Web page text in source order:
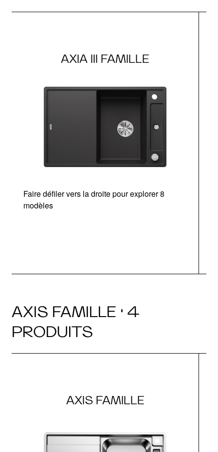
AXIA III FAMILLE
Faire défiler vers la droite pour explorer 8
modèles
AXIS FAMILLE · 4
PRODUITS
AXIS FAMILLE